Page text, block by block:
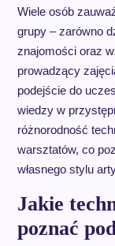
Wiele osób
grupy – zarówno
znajomości oraz
prowadzący
podejście do
wiedzy w
różnorodność
warsztatów, co
własnego stylu
Jakie
poznać